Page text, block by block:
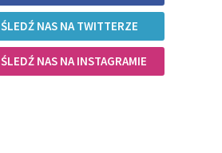
ŚLEDŹ NAS NA TWITTERZE
ŚLEDŹ NAS NA INSTAGRAMIE